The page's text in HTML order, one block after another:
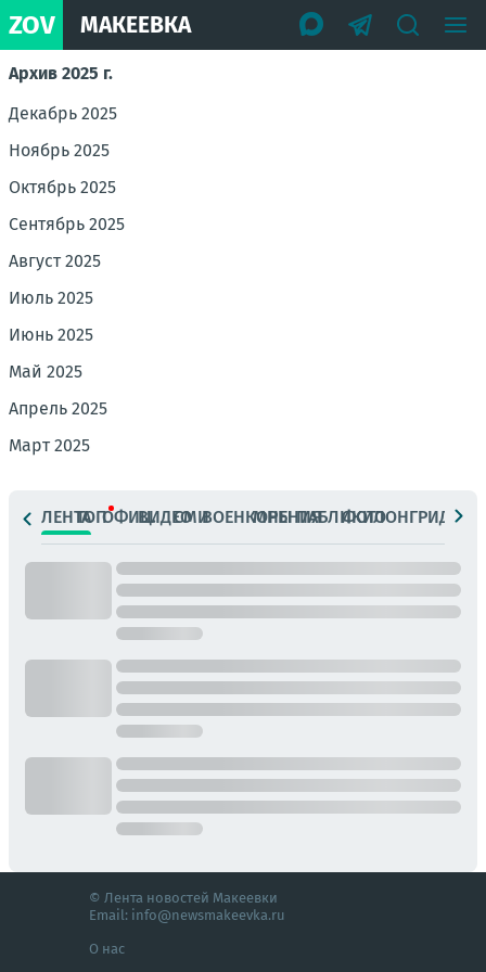
ZOV МАКЕЕВКА
Архив 2025 г.
Декабрь 2025
Ноябрь 2025
Октябрь 2025
Сентябрь 2025
Август 2025
Июль 2025
Июнь 2025
Май 2025
Апрель 2025
Март 2025
ЛЕНТАТОПОФИЦ.ВИДЕОСМИВОЕНКОРЫ
МНЕНИЯПАБЛИКИ
ФОТОЛОНГРИДЫ
© Лента новостей Макеевки
Email: info@newsmakeevka.ru
О нас